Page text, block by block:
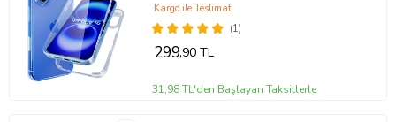
(1)
Kargo ile Teslimat
299,90 TL
31,98 TL'den Başlayan Taksitlerle